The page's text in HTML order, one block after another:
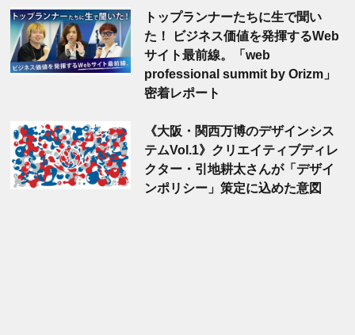
トップランナーたちに生で聞い
た！ ビジネス価値を発揮するWeb
サイト最前線。「web
professional summit by Orizm」
密着レポート
《大阪・関西万博のデザインシス
テムVol.1》クリエイティブディレ
クター・引地耕太さんが「デザイ
ンポリシー」策定に込めた意図